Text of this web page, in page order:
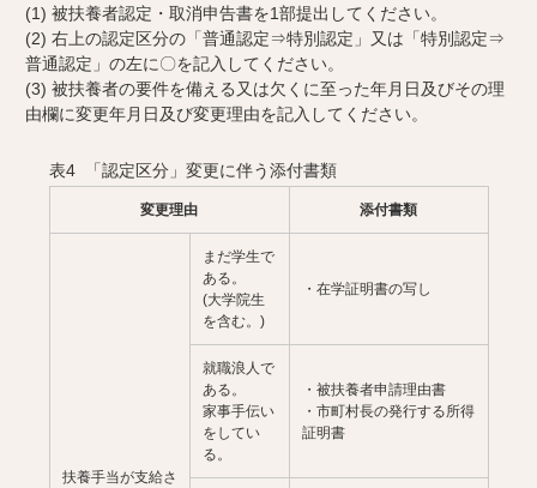
(1) 被扶養者認定・取消申告書を1部提出してください。
(2) 右上の認定区分の「普通認定⇒特別認定」又は「特別認定⇒
普通認定」の左に〇を記入してください。
(3) 被扶養者の要件を備える又は欠くに至った年月日及びその理
由欄に変更年月日及び変更理由を記入してください。
表4 「認定区分」変更に伴う添付書類
変更理由 添付書類
扶養手当が支給さ
まだ学生で
ある。
(大学院生
を含む。)
・在学証明書の写し
就職浪人で
ある。
家事手伝い
をしてい
る。
・被扶養者申請理由書
・市町村長の発行する所得
証明書